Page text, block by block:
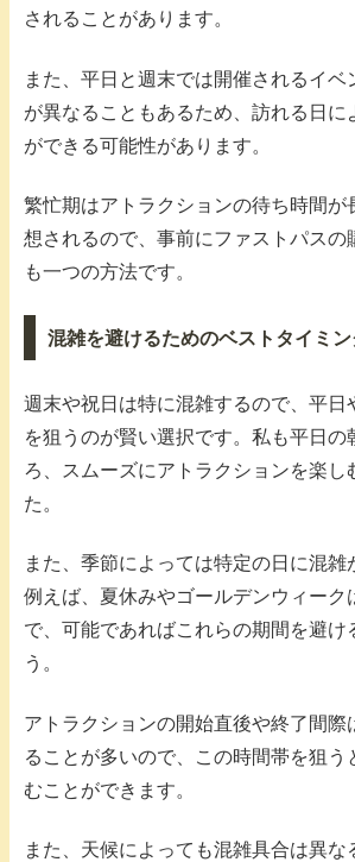
されることがあります。
また、平日と週末では開催されるイベ
が異なることもあるため、訪れる日に
ができる可能性があります。
繁忙期はアトラクションの待ち時間が
想されるので、事前にファストパスの
も一つの方法です。
混雑を避けるためのベストタイミン
週末や祝日は特に混雑するので、平日
を狙うのが賢い選択です。私も平日の
ろ、スムーズにアトラクションを楽し
た。
また、季節によっては特定の日に混雑
例えば、夏休みやゴールデンウィーク
で、可能であればこれらの期間を避け
う。
アトラクションの開始直後や終了間際
ることが多いので、この時間帯を狙う
むことができます。
また、天候によっても混雑具合は異な